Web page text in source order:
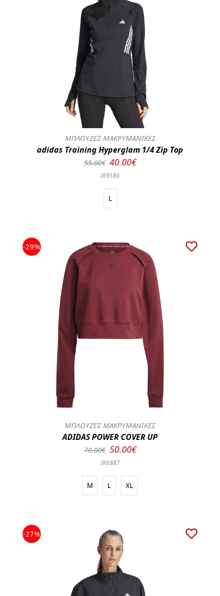
ΜΠΛΟΥΖΕΣ ΜΑΚΡΥΜΑΝΙΚΕΣ
adidas Training Hyperglam 1/4 Zip Top
55.00€ 40.00€
IK9586
L
-29%
ΜΠΛΟΥΖΕΣ ΜΑΚΡΥΜΑΝΙΚΕΣ
ADIDAS POWER COVER UP
70.00€ 50.00€
IK6887
M L XL
-27%